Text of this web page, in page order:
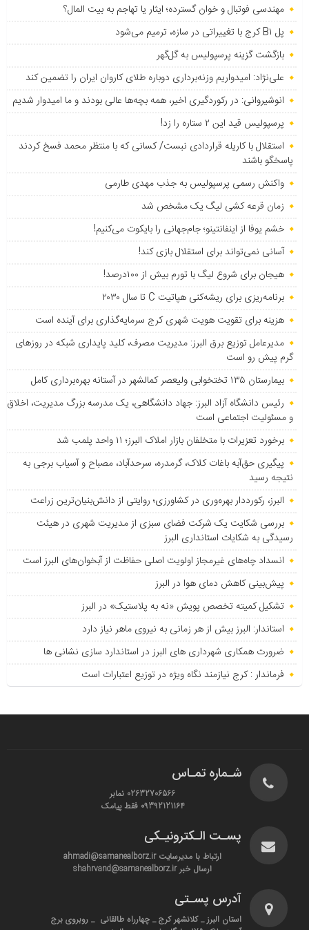
مهندسی فوتبال و خوان گسترده؛ ایثار یا تهاجم به بیت المال؟
پل B۱ کرج با تغییراتی در سازه، ترمیم می‌شود
بازگشت گزینه پرسپولیس به ‌گل‌گهر
علی‌نژاد: امیدواریم وزنه‌برداری دوباره طلای کاروان ایران را تضمین کند
انوشیروانی: در رکوردگیری اخیر، همه بچه‌ها عالی بودند و ما امیدوار شدیم
پرسپولیس قید این ۲ ستاره را زد!
استقلال با کاریله قراردادی نبست/ کسانی که با منتظر محمد فسخ کردند
پاسخگو باشند
واکنش رسمی پرسپولیس به جذب مهدی طارمی
زمان قرعه کشی لیگ یک مشخص شد
خشم یوفا از اینفانتینو؛ جام‌جهانی را بایکوت می‌کنیم!
آسانی نمی‌تواند برای استقلال بازی کند!
هیجان برای شروع لیگ با تورم بیش از ۱۰۰درصد!
برنامه‌ریزی برای ریشه‌کنی هپاتیت C تا سال ۲۰۳۰
هزینه برای تقویت هویت شهری کرج سرمایه‌گذاری برای آینده است
مدیرعامل توزیع برق البرز: مدیریت مصرف، کلید پایداری شبکه در روزهای
گرم پیش رو است
بیمارستان ۱۳۵ تختخوابی ولیعصر کمالشهر در آستانه بهره‌برداری کامل
رئیس دانشگاه آزاد البرز: جهاد دانشگاهی، یک مدرسه بزرگ مدیریت، اخلاق
و مسئولیت اجتماعی است
برخورد تعزیرات با متخلفان بازار املاک البرز؛ ۱۱ واحد پلمب شد
پیگیری حق‌آبه باغات کلاک، گرمدره، سرحدآباد، مصباح و آسیاب برجی به
نتیجه رسید
البرز، رکورددار بهره‌وری در کشاورزی؛ روایتی از دانش‌بنیان‌ترین زراعت
بررسی شکایت یک شرکت فضای سبزی از مدیریت شهری در هیئت
رسیدگی به شکایات استانداری البرز
انسداد چاه‌های غیرمجاز اولویت اصلی حفاظت از آبخوان‌های البرز است
پیش‌بینی کاهش دمای هوا در البرز
تشکیل کمیته تخصص پویش «نه به پلاستیک» در البرز
استاندار: البرز بیش از هر زمانی به نیروی ماهر نیاز دارد
ضرورت همکاری شهرداری های البرز در استاندارد سازی نشانی ها
فرماندار : کرج نیازمند نگاه ویژه در توزیع اعتبارات است
شـماره تمـاس
02632706566 نمابر
09392121164 فقط پیامک
پسـت الـکترونیـکی
ارتباط با مدیرسایت ahmadi@samanealborz.ir
ارسال خبر shahrvand@samanealborz.ir
آدرس پسـتی
استان البرز _ کلانشهر کرج _ چهارراه طالقانی _ روبروی برج